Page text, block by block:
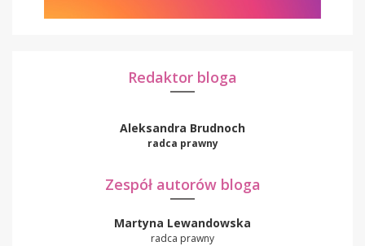
Redaktor bloga
Aleksandra Brudnoch
radca prawny
Zespół autorów bloga
Martyna Lewandowska
radca prawny